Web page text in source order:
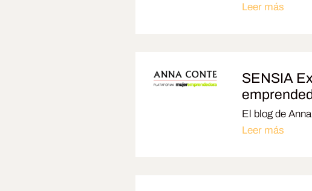
Leer más
SENSIA
El blog de
Leer más